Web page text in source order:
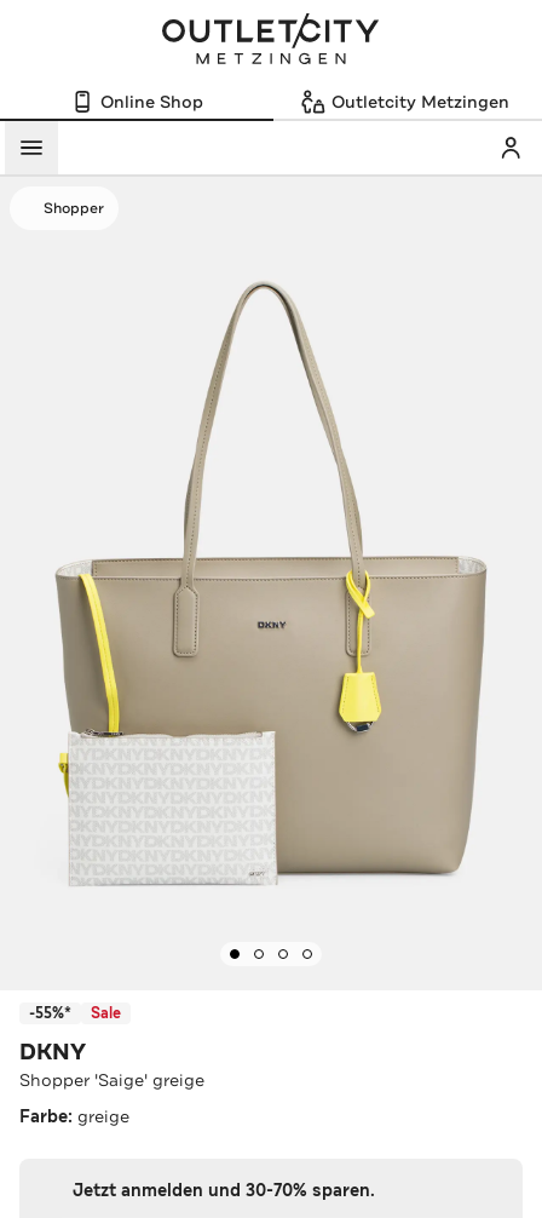
Online Shop Outletcity Metzingen
Menü
Shopper
-55%* Sale
DKNY
Shopper 'Saige' greige
Farbe: greige
Jetzt anmelden und 30-70% sparen.